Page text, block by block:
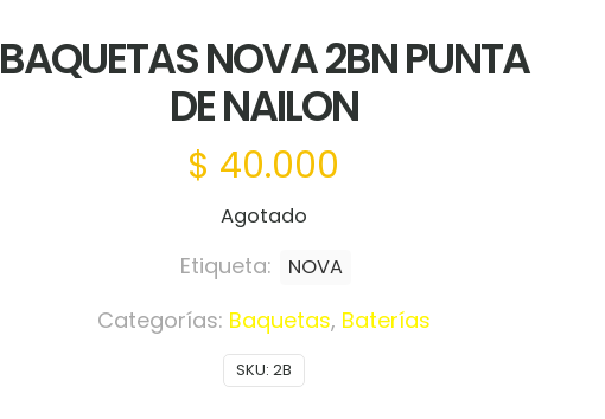
BAQUETAS NOVA 2BN PUNTA
DE NAILON
$ 40.000
Agotado
SKU: 2B
Categorías: Baquetas, Baterías
Etiqueta: NOVA